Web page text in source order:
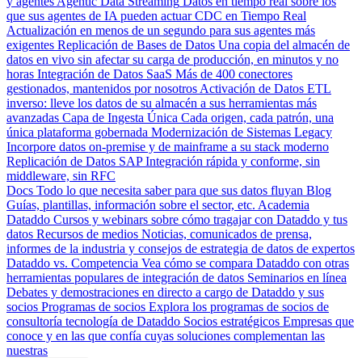
que sus agentes de IA pueden actuar CDC en Tiempo Real
Actualización en menos de un segundo para sus agentes más
exigentes Replicación de Bases de Datos Una copia del almacén de
datos en vivo sin afectar su carga de producción, en minutos y no
horas Integración de Datos SaaS Más de 400 conectores
gestionados, mantenidos por nosotros Activación de Datos ETL
inverso: lleve los datos de su almacén a sus herramientas más
avanzadas Capa de Ingesta Única Cada origen, cada patrón, una
única plataforma gobernada Modernización de Sistemas Legacy
Incorpore datos on-premise y de mainframe a su stack moderno
Replicación de Datos SAP Integración rápida y conforme, sin
middleware, sin RFC
Docs Todo lo que necesita saber para que sus datos fluyan Blog
Guías, plantillas, información sobre el sector, etc. Academia
Dataddo Cursos y webinars sobre cómo tragajar con Dataddo y tus
datos Recursos de medios Noticias, comunicados de prensa,
informes de la industria y consejos de estrategia de datos de expertos
Dataddo vs. Competencia Vea cómo se compara Dataddo con otras
herramientas populares de integración de datos Seminarios en línea
Debates y demostraciones en directo a cargo de Dataddo y sus
socios Programas de socios Explora los programas de socios de
consultoría tecnología de Dataddo Socios estratégicos Empresas que
conoce y en las que confía cuyas soluciones complementan las
nuestras